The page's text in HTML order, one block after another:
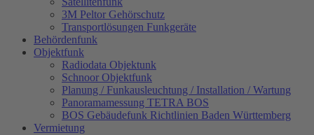
3M Peltor Gehörschutz
Transportlösungen Funkgeräte
Behördenfunk
Objektfunk
Radiodata Objektunk
Schnoor Objektfunk
Planung / Funkausleuchtung / Installation / Wartung
Panoramamessung TETRA BOS
BOS Gebäudefunk Richtlinien Baden Württemberg
Vermietung